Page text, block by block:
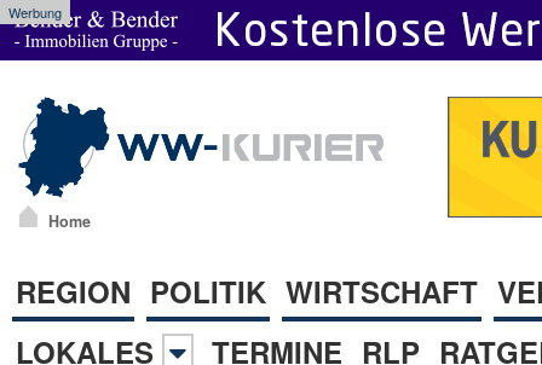
Werbung
Home
REGION POLITIK WIRTSCHAFT
LOKALES
TERMINE RLP